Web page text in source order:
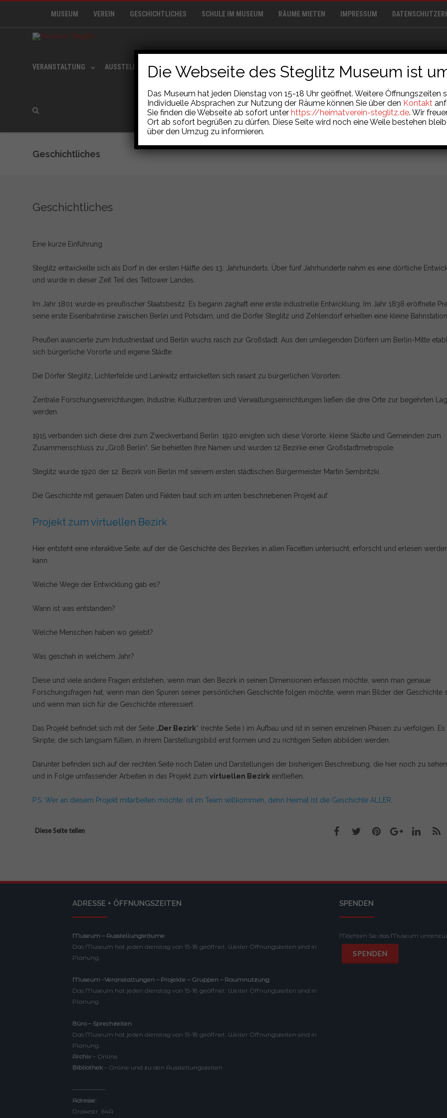
MUSEUM VEREIN GESCHICHTLICHES SCHULE IM MUSEUM RÄUME MIETEN IMPRESSUM
VERANSTALTUNG AUSSTELLUNG MUSEUMSCAFÉ MUSEUMSSHOP ARCHIV REPARATUR-CAFÉ JAROCK-
Geschichtliches
Geschichtliches
Eine kurze Einführung
Steglitz entwickelte sich als Dorf in der ersten Hälfte des 13. Jahrhunderts. Über fünf Jahrhunderte nahm es eine dörfliche
und wurde in dieser Zeit Teil des Teltower Landes.
Im Jahr 1801 wurde es preußischer Staatsbesitz. Es begann zaghaft eine erste industrielle Entwicklung. Im Jahr 1838 eröffnete
seine erste Eisenbahnlinie zwischen Berlin und Potsdam, und die Dörfer Steglitz und Zehlendorf erhielten eine kleine
Preußen avancierte zum Industriestaat und Berlin wuchs rasch zur Großstadt. Aus den umliegenden Dörfern um Berlin-Mitte
sich bürgerliche Vororte und eigene Städte.
Die Dörfer Steglitz, Lichterfelde und Lankwitz entwickelten sich rasant zu bürgerlichen Vororten.
Zentrale Forschungseinrichtungen, Industrie, Kulturzentren und Verwaltungseinrichtungen ließen die drei Orte zur begehrten
werden.
1915 verbanden sich diese drei zum Zweckverband Berlin. 1920 einigten sich diese Vororte, kleine Städte und Gemeinden zum
Zusammenschluss zu „Groß Berlin“. Sie behielten Ihre Namen und wurden 12 Bezirke einer Großstadtmetropole.
Steglitz wurde 1920 der 12. Bezirk von Berlin mit seinem ersten städtischen Bürgermeister Martin Sembritzki.
Die Geschichte mit genauen Daten und Fakten baut sich im unten beschriebenen Projekt auf.
Projekt zum virtuellen Bezirk
Hier entsteht eine interaktive Seite, auf der die Geschichte des Bezirkes in allen Facetten untersucht, erforscht und erlesen
kann.
Welche Wege der Entwicklung gab es?
Wann ist was entstanden?
Welche Menschen haben wo gelebt?
Was geschah in welchem Jahr?
Diese und viele andere Fragen entstehen, wenn man den Bezirk in seinen Dimensionen erfassen möchte, wenn man genaue
Forschungsfragen hat, wenn man den Spuren seiner persönlichen Geschichte folgen möchte, wenn man Bilder der Geschichte
und wenn man sich für die Geschichte interessiert .
Das Projekt befindet sich mit der Seite „ Der Bezirk“ (rechte Seite ) im Aufbau und ist in seinen einzelnen Phasen zu verfolgen. Es
Skripte, die sich langsam füllen, in ihrem Darstellungsbild erst formen und zu richtigen Seiten abbilden werden.
Darunter befinden sich auf der rechten Seite noch Daten und Darstellungen der bisherigen Beschreibung, die hier noch zu
und in Folge umfassender Arbeiten in das Projekt zum virtuellen Bezirkeinfließen.
P.S. Wer an diesem Projekt mitarbeiten möchte, ist im Team willkommen, denn Heimat ist die Geschichte ALLER.
Diese Seite teilen
ADRESSE + ÖFFNUNGSZEITEN
Museum – Ausstellungsräume
Das Museum hat jeden dienstag von 15-18 geöffnet. Weiter Öffnungszeiten sind in
Planung.
Museum -Veranstaltungen – Projekte – Gruppen – Raumnutzung
Das Museum hat jeden dienstag von 15-18 geöffnet. Weiter Öffnungszeiten sind in
Planung.
Büro – Sprechzeiten
Das Museum hat jeden dienstag von 15-18 geöffnet. Weiter Öffnungszeiten sind in
Planung.
Archiv– Online
Bibliothek– Online und zu den Ausstellungszeiten
—————–
Adresse:
Drakestr. 64A
SPENDEN
Möchten Sie das Museum
Die Webseite des Steglitz Museum ist
Das Museum hat jeden Dienstag von 15-18 Uhr geöffnet. Weitere Öffnungszeiten
Individuelle Absprachen zur Nutzung der Räume können Sie über den Kontakt
Sie finden die Webseite ab sofort unter https://heimatverein-steglitz.de. Wir
Ort ab sofort begrüßen zu dürfen. Diese Seite wird noch eine Weile bestehen
über den Umzug zu informieren.